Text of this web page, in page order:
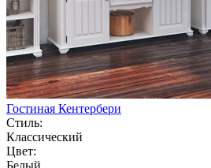
Гостиная Кентербери
Стиль:
Классический
Цвет:
Белый